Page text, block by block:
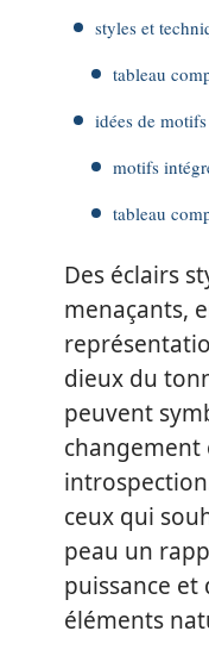
styles et
tableau
idées de
motifs
tableau
Des éclairs
menaçants,
dieux du
peuvent
changement
ceux qui
peau un
puissance et
éléments